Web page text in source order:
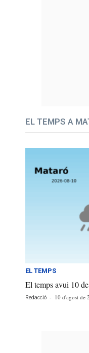
EL TEMPS A
EL TEMPS
El temps avui 10
Redacció - 10 d'agost de